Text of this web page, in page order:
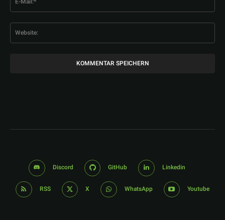
Discord GitHub Linkedin
RSS X WhatsApp Youtube